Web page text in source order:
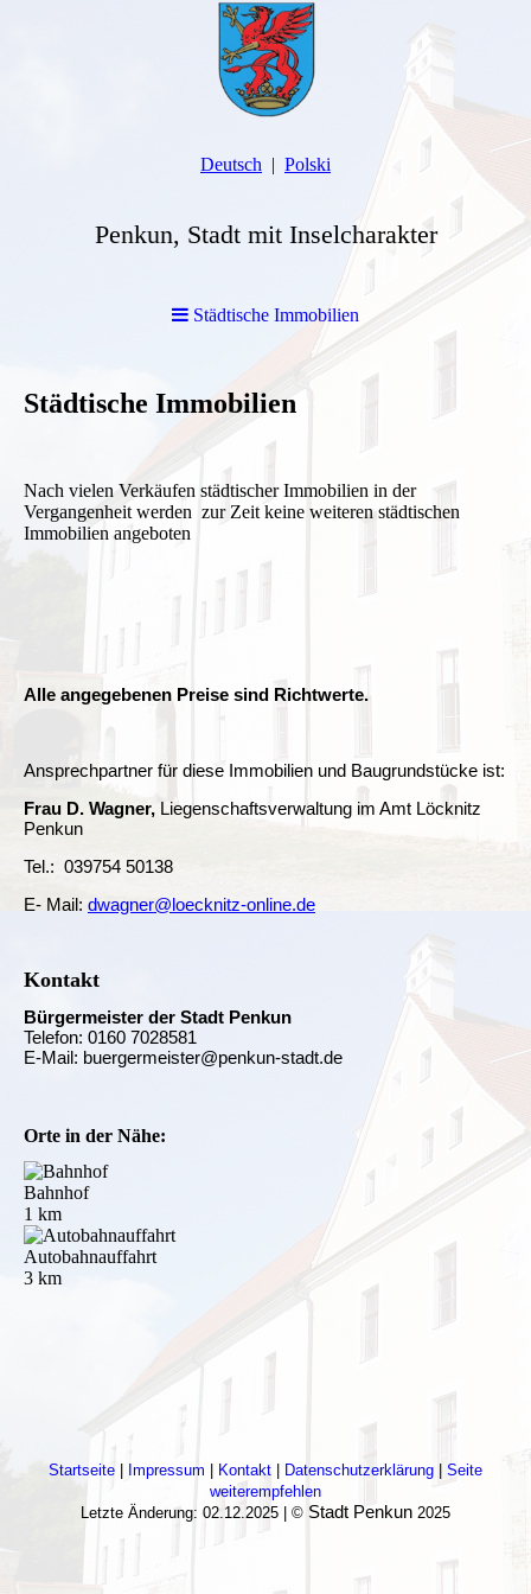
Deutsch Polski
Penkun, Stadt mit Inselcharakter
Städtische Immobilien
Städtische Immobilien
Nach vielen Verkäufen städtischer Immobilien in der
Vergangenheit werden zur Zeit keine weiteren städtischen
Immobilien angeboten
Alle angegebenen Preise sind Richtwerte.
Ansprechpartner für diese Immobilien und Baugrundstücke ist:
Frau D. Wagner, Liegenschaftsverwaltung im Amt Löcknitz
Penkun
Tel.: 039754 50138
E- Mail: dwagner@loecknitz-online.de
Kontakt
Bürgermeister der Stadt Penkun
Telefon: 0160 7028581
E-Mail: buergermeister@penkun-stadt.de
Orte in der Nähe:
Bahnhof
1 km
Autobahnauffahrt
3 km
Startseite Impressum Kontakt Datenschutzerklärung
Seite
weiterempfehlen
Letzte Änderung: 02.12.2025 | © Stadt Penkun 2025